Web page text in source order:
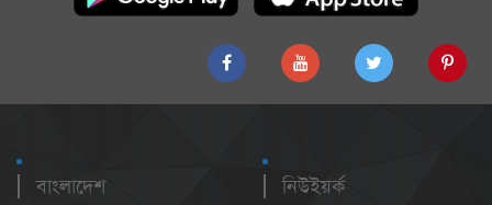
বাংলাদেশ
নিউইয়র্ক